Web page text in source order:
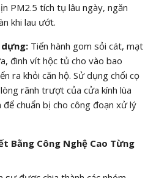
PM2.5 tích tụ lâu ngày, ngăn
khi lau ướt.
Tiến hành gom sỏi cát, mạt
đinh vít hộc tủ cho vào bao
ra khỏi căn hộ. Sử dụng chổi cọ
rãnh trượt của cửa kính lùa
chuẩn bị cho công đoạn xử lý
Bằng Công Nghệ Cao Từng